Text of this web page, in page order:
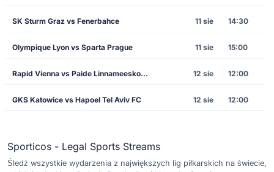
SK Sturm Graz vs Fenerbahce 11 sie 14:30
Olympique Lyon vs Sparta Prague 11 sie 15:00
Rapid Vienna vs Paide Linnameeskond 12 sie 12:00
GKS Katowice vs Hapoel Tel Aviv FC 12 sie 12:00
Sporticos - Legal Sports Streams
Śledź wszystkie wydarzenia z największych lig piłkarskich na świecie,